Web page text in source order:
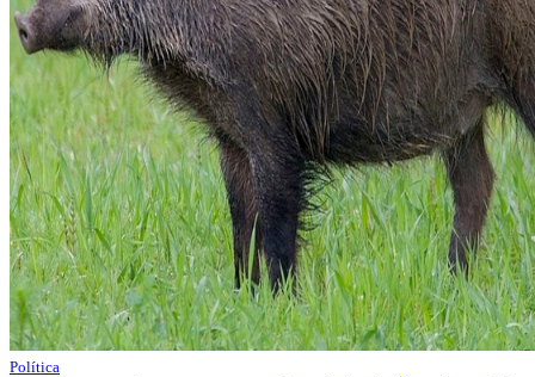
Política